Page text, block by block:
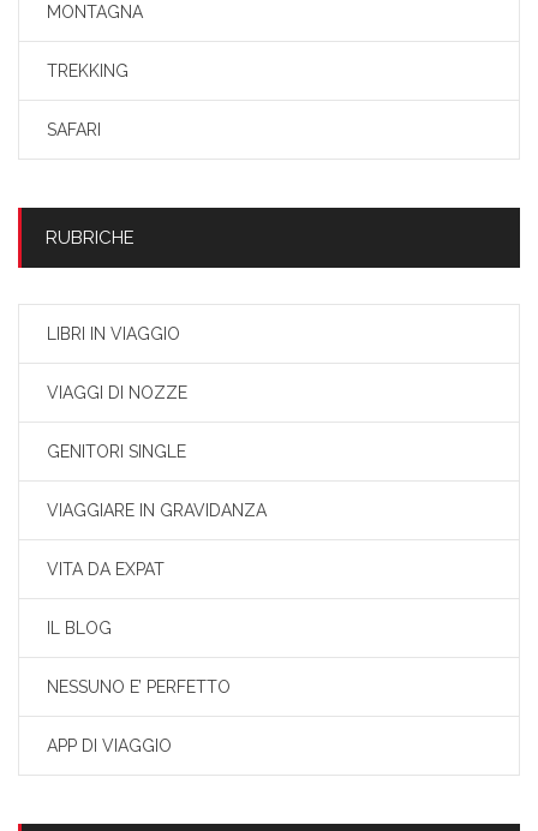
MONTAGNA
TREKKING
SAFARI
RUBRICHE
LIBRI IN VIAGGIO
VIAGGI DI NOZZE
GENITORI SINGLE
VIAGGIARE IN GRAVIDANZA
VITA DA EXPAT
IL BLOG
NESSUNO E’ PERFETTO
APP DI VIAGGIO